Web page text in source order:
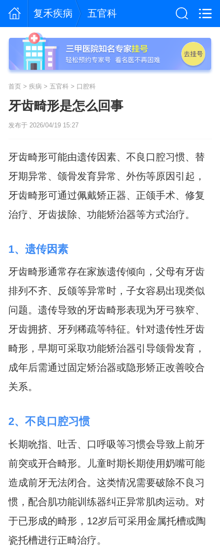
复禾疾病 五官科
首页> 疾病 > 五官科> 口腔科
牙齿畸形是怎么回事
发布于 2026/04/19 15:27
牙齿畸形可能由遗传因素、不良口腔习惯、替
牙期异常、颌骨发育异常、外伤等原因引起，
牙齿畸形可通过佩戴矫正器、正颌手术、修复
治疗、牙齿拔除、功能矫治器等方式治疗。
1、遗传因素
牙齿畸形通常存在家族遗传倾向，父母有牙齿
排列不齐、反颌等异常时，子女容易出现类似
问题。遗传导致的牙齿畸形表现为牙弓狭窄、
牙齿拥挤、牙列稀疏等特征。针对遗传性牙齿
畸形，早期可采取功能矫治器引导颌骨发育，
成年后需通过固定矫治器或隐形矫正改善咬合
关系。
2、不良口腔习惯
长期吮指、吐舌、口呼吸等习惯会导致上前牙
前突或开合畸形。儿童时期长期使用奶嘴可能
造成前牙无法闭合。这类情况需要破除不良习
惯，配合肌功能训练器纠正异常肌肉运动。对
于已形成的畸形，12岁后可采用金属托槽或陶
瓷托槽进行正畸治疗。